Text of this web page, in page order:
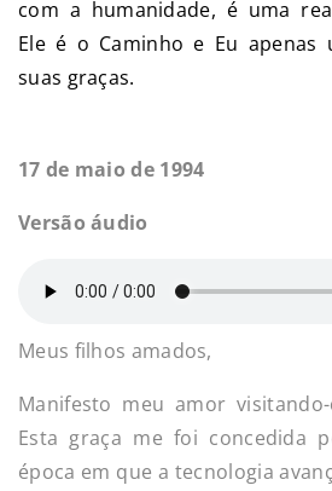
com a humanidade, é uma
Ele é o Caminho e Eu apenas
suas graças.
17 de maio de 1994
Versão áudio
Meus filhos amados,
Manifesto meu amor
Esta graça me foi concedida
época em que a tecnologia